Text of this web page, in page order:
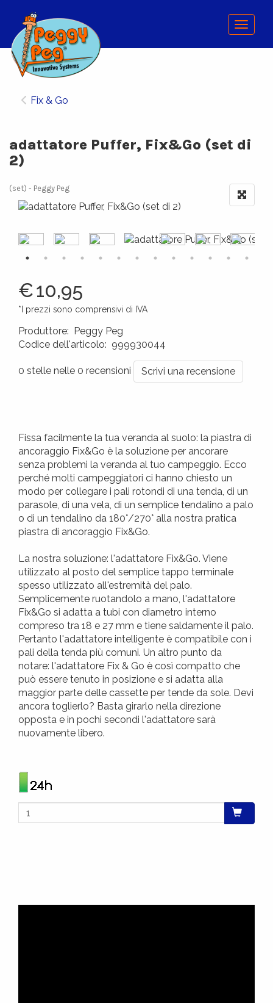
Menu
Fix & Go
adattatore Puffer, Fix&Go (set di
2)
(set) Peggy Peg
€10,95
*I prezzi sono comprensivi di IVA
Produttore: Peggy Peg
Codice dell'articolo: 999930044
0 stelle nelle 0 recensioni
Scrivi una recensione
Fissa facilmente la tua veranda al suolo: la piastra di
ancoraggio Fix&Go è la soluzione per ancorare
senza problemi la veranda al tuo campeggio. Ecco
perché molti campeggiatori ci hanno chiesto un
modo per collegare i pali rotondi di una tenda, di un
parasole, di una vela, di un semplice tendalino a palo
o di un tendalino da 180°/270° alla nostra pratica
piastra di ancoraggio Fix&Go.
La nostra soluzione: l'adattatore Fix&Go. Viene
utilizzato al posto del semplice tappo terminale
spesso utilizzato all'estremità del palo.
Semplicemente ruotandolo a mano, l'adattatore
Fix&Go si adatta a tubi con diametro interno
compreso tra 18 e 27 mm e tiene saldamente il palo.
Pertanto l'adattatore intelligente è compatibile con i
pali della tenda più comuni. Un altro punto da
notare: l'adattatore Fix & Go è così compatto che
può essere tenuto in posizione e si adatta alla
maggior parte delle cassette per tende da sole. Devi
ancora toglierlo? Basta girarlo nella direzione
opposta e in pochi secondi l'adattatore sarà
nuovamente libero.